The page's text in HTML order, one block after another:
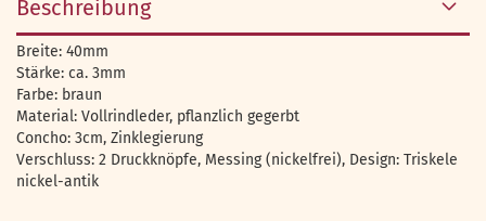
Beschreibung
Breite: 40mm
Stärke: ca. 3mm
Farbe: braun
Material: Vollrindleder, pflanzlich gegerbt
Concho: 3cm, Zinklegierung
Verschluss: 2 Druckknöpfe, Messing (nickelfrei), Design: Triskele
nickel-antik